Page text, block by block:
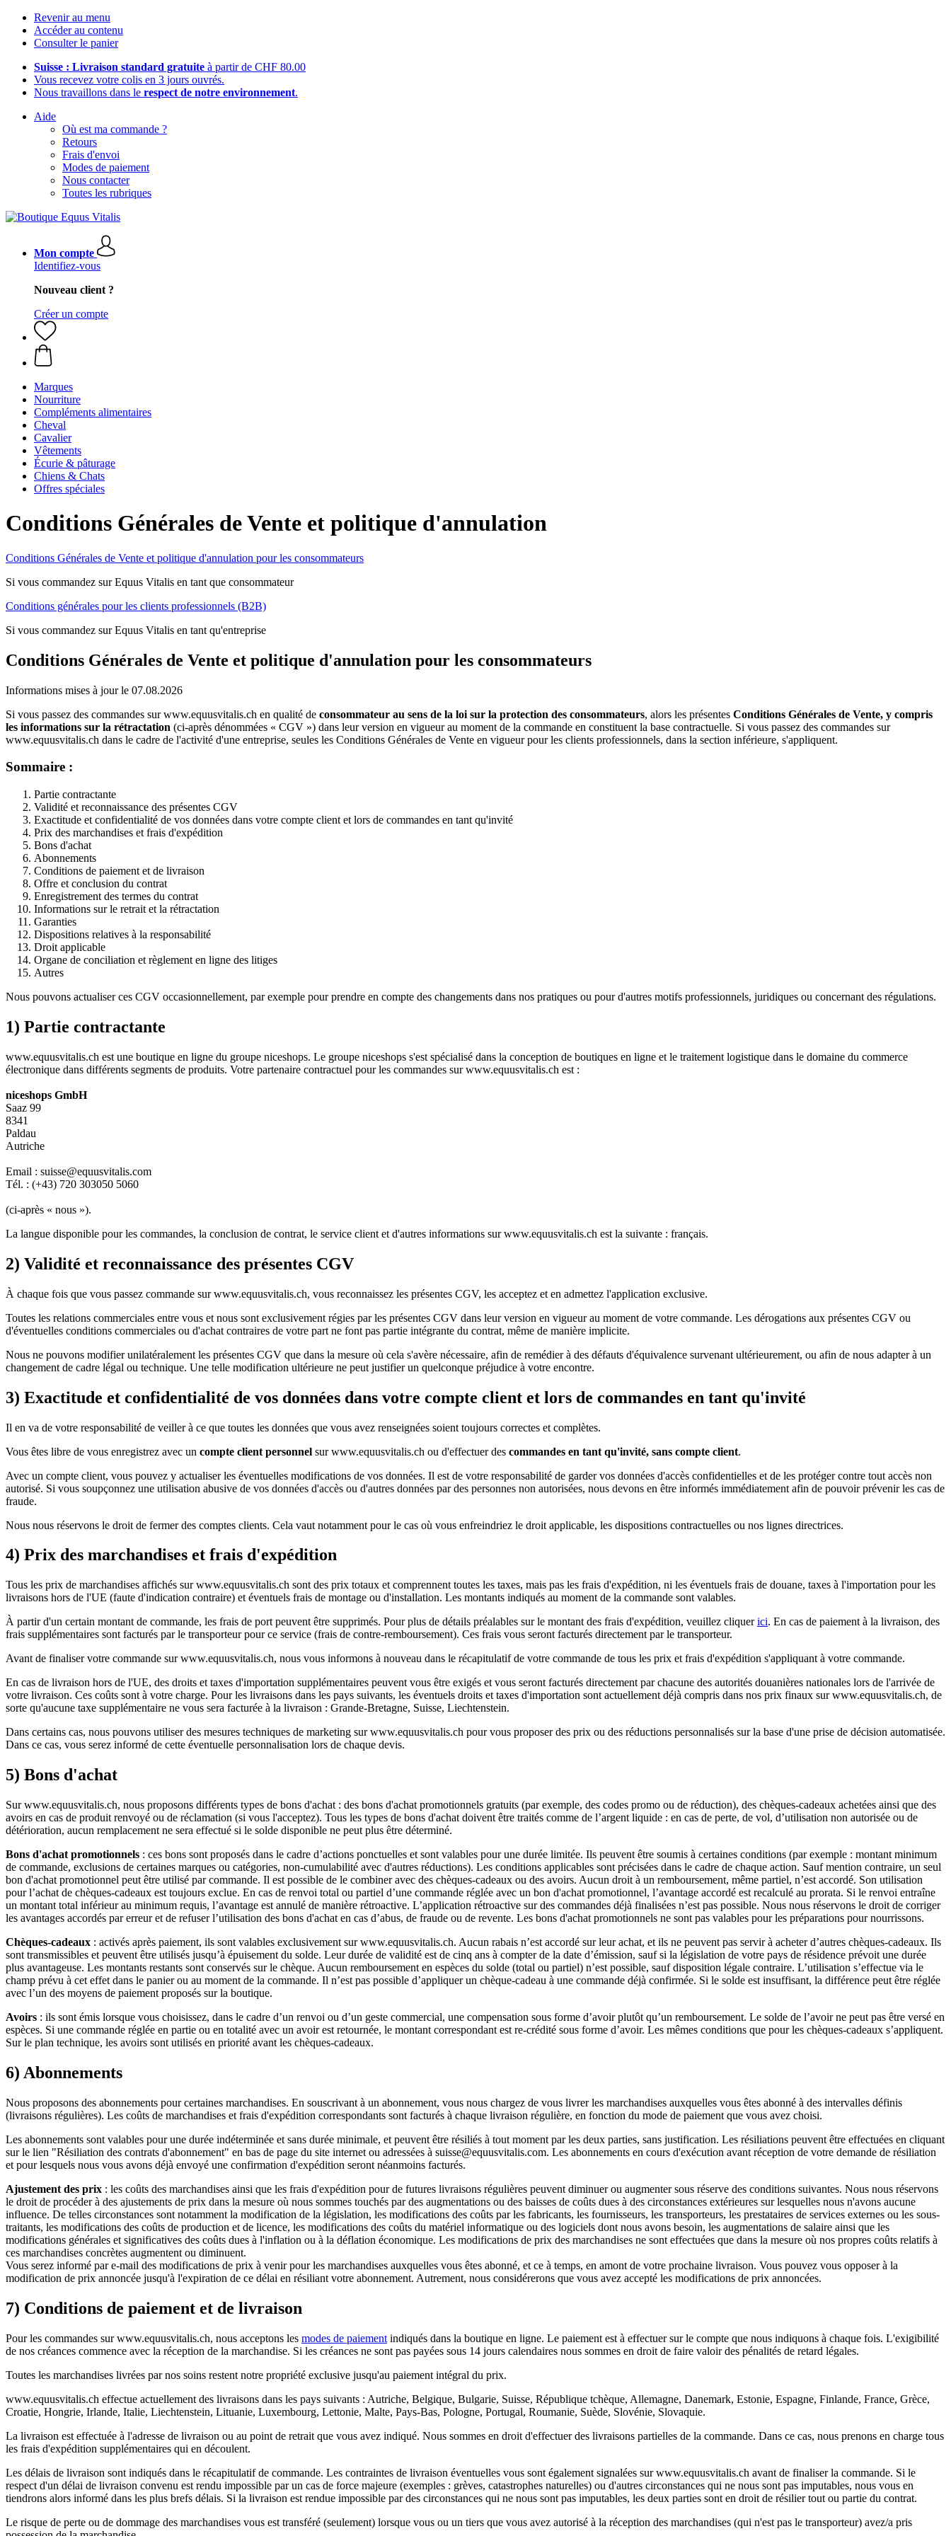
Revenir au menu
Accéder au contenu
Consulter le panier
Suisse : Livraison standard gratuite à partir de CHF 80.00
Vous recevez votre colis en 3 jours ouvrés.
Nous travaillons dans le respect de notre environnement.
Aide
Où est ma commande ?
Retours
Frais d'envoi
Modes de paiement
Nous contacter
Toutes les rubriques
Mon compte
Identifiez-vous
Nouveau client ?
Créer un compte
Marques
Nourriture
Compléments alimentaires
Cheval
Cavalier
Vêtements
Écurie & pâturage
Chiens & Chats
Offres spéciales
Conditions Générales de Vente et politique d'annulation
Conditions Générales de Vente et politique d'annulation pour les consommateurs
Si vous commandez sur Equus Vitalis en tant que consommateur
Conditions générales pour les clients professionnels (B2B)
Si vous commandez sur Equus Vitalis en tant qu'entreprise
Conditions Générales de Vente et politique d'annulation pour les consommateurs
Informations mises à jour le 07.08.2026
Si vous passez des commandes sur www.equusvitalis.ch en qualité de consommateur au sens de la loi sur la protection des consommateurs, alors les présentes Conditions Générales de Vente, y compris
les informations sur la rétractation (ci-après dénommées « CGV ») dans leur version en vigueur au moment de la commande en constituent la base contractuelle. Si vous passez des commandes sur
www.equusvitalis.ch dans le cadre de l'activité d'une entreprise, seules les Conditions Générales de Vente en vigueur pour les clients professionnels, dans la section inférieure, s'appliquent.
Sommaire :
Partie contractante
Validité et reconnaissance des présentes CGV
Exactitude et confidentialité de vos données dans votre compte client et lors de commandes en tant qu'invité
Prix des marchandises et frais d'expédition
Bons d'achat
Abonnements
Conditions de paiement et de livraison
Offre et conclusion du contrat
Enregistrement des termes du contrat
Informations sur le retrait et la rétractation
Garanties
Dispositions relatives à la responsabilité
Droit applicable
Organe de conciliation et règlement en ligne des litiges
Autres
Nous pouvons actualiser ces CGV occasionnellement, par exemple pour prendre en compte des changements dans nos pratiques ou pour d'autres motifs professionnels, juridiques ou concernant des régulations.
1) Partie contractante
www.equusvitalis.ch est une boutique en ligne du groupe niceshops. Le groupe niceshops s'est spécialisé dans la conception de boutiques en ligne et le traitement logistique dans le domaine du commerce
électronique dans différents segments de produits. Votre partenaire contractuel pour les commandes sur www.equusvitalis.ch est :
niceshops GmbH
Saaz 99
8341
Paldau
Autriche
Email : suisse@equusvitalis.com
Tél. : (+43) 720 303050 5060
(ci-après « nous »).
La langue disponible pour les commandes, la conclusion de contrat, le service client et d'autres informations sur www.equusvitalis.ch est la suivante : français.
2) Validité et reconnaissance des présentes CGV
À chaque fois que vous passez commande sur www.equusvitalis.ch, vous reconnaissez les présentes CGV, les acceptez et en admettez l'application exclusive.
Toutes les relations commerciales entre vous et nous sont exclusivement régies par les présentes CGV dans leur version en vigueur au moment de votre commande. Les dérogations aux présentes CGV ou
d'éventuelles conditions commerciales ou d'achat contraires de votre part ne font pas partie intégrante du contrat, même de manière implicite.
Nous ne pouvons modifier unilatéralement les présentes CGV que dans la mesure où cela s'avère nécessaire, afin de remédier à des défauts d'équivalence survenant ultérieurement, ou afin de nous adapter à un
changement de cadre légal ou technique. Une telle modification ultérieure ne peut justifier un quelconque préjudice à votre encontre.
3) Exactitude et confidentialité de vos données dans votre compte client et lors de commandes en tant qu'invité
Il en va de votre responsabilité de veiller à ce que toutes les données que vous avez renseignées soient toujours correctes et complètes.
Vous êtes libre de vous enregistrez avec un compte client personnel sur www.equusvitalis.ch ou d'effectuer des commandes en tant qu'invité, sans compte client.
Avec un compte client, vous pouvez y actualiser les éventuelles modifications de vos données. Il est de votre responsabilité de garder vos données d'accès confidentielles et de les protéger contre tout accès non
autorisé. Si vous soupçonnez une utilisation abusive de vos données d'accès ou d'autres données par des personnes non autorisées, nous devons en être informés immédiatement afin de pouvoir prévenir les cas de
fraude.
Nous nous réservons le droit de fermer des comptes clients. Cela vaut notamment pour le cas où vous enfreindriez le droit applicable, les dispositions contractuelles ou nos lignes directrices.
4) Prix des marchandises et frais d'expédition
Tous les prix de marchandises affichés sur www.equusvitalis.ch sont des prix totaux et comprennent toutes les taxes, mais pas les frais d'expédition, ni les éventuels frais de douane, taxes à l'importation pour les
livraisons hors de l'UE (faute d'indication contraire) et éventuels frais de montage ou d'installation. Les montants indiqués au moment de la commande sont valables.
À partir d'un certain montant de commande, les frais de port peuvent être supprimés. Pour plus de détails préalables sur le montant des frais d'expédition, veuillez cliquerici. En cas de paiement à la livraison, des
frais supplémentaires sont facturés par le transporteur pour ce service (frais de contre-remboursement). Ces frais vous seront facturés directement par le transporteur.
Avant de finaliser votre commande sur www.equusvitalis.ch, nous vous informons à nouveau dans le récapitulatif de votre commande de tous les prix et frais d'expédition s'appliquant à votre commande.
En cas de livraison hors de l'UE, des droits et taxes d'importation supplémentaires peuvent vous être exigés et vous seront facturés directement par chacune des autorités douanières nationales lors de l'arrivée de
votre livraison. Ces coûts sont à votre charge. Pour les livraisons dans les pays suivants, les éventuels droits et taxes d'importation sont actuellement déjà compris dans nos prix finaux sur www.equusvitalis.ch, de
sorte qu'aucune taxe supplémentaire ne vous sera facturée à la livraison : Grande-Bretagne, Suisse, Liechtenstein.
Dans certains cas, nous pouvons utiliser des mesures techniques de marketing sur www.equusvitalis.ch pour vous proposer des prix ou des réductions personnalisés sur la base d'une prise de décision automatisée.
Dans ce cas, vous serez informé de cette éventuelle personnalisation lors de chaque devis.
5) Bons d'achat
Sur www.equusvitalis.ch, nous proposons différents types de bons d'achat : des bons d'achat promotionnels gratuits (par exemple, des codes promo ou de réduction), des chèques-cadeaux achetées ainsi que des
avoirs en cas de produit renvoyé ou de réclamation (si vous l'acceptez). Tous les types de bons d'achat doivent être traités comme de l’argent liquide : en cas de perte, de vol, d’utilisation non autorisée ou de
détérioration, aucun remplacement ne sera effectué si le solde disponible ne peut plus être déterminé.
Bons d'achat promotionnels : ces bons sont proposés dans le cadre d’actions ponctuelles et sont valables pour une durée limitée. Ils peuvent être soumis à certaines conditions (par exemple : montant minimum
de commande, exclusions de certaines marques ou catégories, non-cumulabilité avec d'autres réductions). Les conditions applicables sont précisées dans le cadre de chaque action. Sauf mention contraire, un seul
bon d'achat promotionnel peut être utilisé par commande. Il est possible de le combiner avec des chèques-cadeaux ou des avoirs. Aucun droit à un remboursement, même partiel, n’est accordé. Son utilisation
pour l’achat de chèques-cadeaux est toujours exclue. En cas de renvoi total ou partiel d’une commande réglée avec un bon d'achat promotionnel, l’avantage accordé est recalculé au prorata. Si le renvoi entraîne
un montant total inférieur au minimum requis, l’avantage est annulé de manière rétroactive. L’application rétroactive sur des commandes déjà finalisées n’est pas possible. Nous nous réservons le droit de corriger
les avantages accordés par erreur et de refuser l’utilisation des bons d'achat en cas d’abus, de fraude ou de revente. Les bons d'achat promotionnels ne sont pas valables pour les préparations pour nourrissons.
Chèques-cadeaux : activés après paiement, ils sont valables exclusivement sur www.equusvitalis.ch. Aucun rabais n’est accordé sur leur achat, et ils ne peuvent pas servir à acheter d’autres chèques-cadeaux. Ils
sont transmissibles et peuvent être utilisés jusqu’à épuisement du solde. Leur durée de validité est de cinq ans à compter de la date d’émission, sauf si la législation de votre pays de résidence prévoit une durée
plus avantageuse. Les montants restants sont conservés sur le chèque. Aucun remboursement en espèces du solde (total ou partiel) n’est possible, sauf disposition légale contraire. L’utilisation s’effectue via le
champ prévu à cet effet dans le panier ou au moment de la commande. Il n’est pas possible d’appliquer un chèque-cadeau à une commande déjà confirmée. Si le solde est insuffisant, la différence peut être réglée
avec l’un des moyens de paiement proposés sur la boutique.
Avoirs : ils sont émis lorsque vous choisissez, dans le cadre d’un renvoi ou d’un geste commercial, une compensation sous forme d’avoir plutôt qu’un remboursement. Le solde de l’avoir ne peut pas être versé en
espèces. Si une commande réglée en partie ou en totalité avec un avoir est retournée, le montant correspondant est re-crédité sous forme d’avoir. Les mêmes conditions que pour les chèques-cadeaux s’appliquent.
Sur le plan technique, les avoirs sont utilisés en priorité avant les chèques-cadeaux.
6) Abonnements
Nous proposons des abonnements pour certaines marchandises. En souscrivant à un abonnement, vous nous chargez de vous livrer les marchandises auxquelles vous êtes abonné à des intervalles définis
(livraisons régulières). Les coûts de marchandises et frais d'expédition correspondants sont facturés à chaque livraison régulière, en fonction du mode de paiement que vous avez choisi.
Les abonnements sont valables pour une durée indéterminée et sans durée minimale, et peuvent être résiliés à tout moment par les deux parties, sans justification. Les résiliations peuvent être effectuées en cliquant
sur le lien "Résiliation des contrats d'abonnement" en bas de page du site internet ou adressées à suisse@equusvitalis.com. Les abonnements en cours d'exécution avant réception de votre demande de résiliation
et pour lesquels nous vous avons déjà envoyé une confirmation d'expédition seront néanmoins facturés.
Ajustement des prix : les coûts des marchandises ainsi que les frais d'expédition pour de futures livraisons régulières peuvent diminuer ou augmenter sous réserve des conditions suivantes. Nous nous réservons
le droit de procéder à des ajustements de prix dans la mesure où nous sommes touchés par des augmentations ou des baisses de coûts dues à des circonstances extérieures sur lesquelles nous n'avons aucune
influence. De telles circonstances sont notamment la modification de la législation, les modifications des coûts par les fabricants, les fournisseurs, les transporteurs, les prestataires de services externes ou les sous-
traitants, les modifications des coûts de production et de licence, les modifications des coûts du matériel informatique ou des logiciels dont nous avons besoin, les augmentations de salaire ainsi que les
modifications générales et significatives des coûts dues à l'inflation ou à la déflation économique. Les modifications de prix des marchandises ne sont effectuées que dans la mesure où nos propres coûts relatifs à
ces marchandises concrètes augmentent ou diminuent.
Vous serez informé par e-mail des modifications de prix à venir pour les marchandises auxquelles vous êtes abonné, et ce à temps, en amont de votre prochaine livraison. Vous pouvez vous opposer à la
modification de prix annoncée jusqu'à l'expiration de ce délai en résiliant votre abonnement. Autrement, nous considérerons que vous avez accepté les modifications de prix annoncées.
7) Conditions de paiement et de livraison
Pour les commandes sur www.equusvitalis.ch, nous acceptons les modes de paiement indiqués dans la boutique en ligne. Le paiement est à effectuer sur le compte que nous indiquons à chaque fois. L'exigibilité
de nos créances commence avec la réception de la marchandise. Si les créances ne sont pas payées sous 14 jours calendaires nous sommes en droit de faire valoir des pénalités de retard légales.
Toutes les marchandises livrées par nos soins restent notre propriété exclusive jusqu'au paiement intégral du prix.
www.equusvitalis.ch effectue actuellement des livraisons dans les pays suivants : Autriche, Belgique, Bulgarie, Suisse, République tchèque, Allemagne, Danemark, Estonie, Espagne, Finlande, France, Grèce,
Croatie, Hongrie, Irlande, Italie, Liechtenstein, Lituanie, Luxembourg, Lettonie, Malte, Pays-Bas, Pologne, Portugal, Roumanie, Suède, Slovénie, Slovaquie.
La livraison est effectuée à l'adresse de livraison ou au point de retrait que vous avez indiqué. Nous sommes en droit d'effectuer des livraisons partielles de la commande. Dans ce cas, nous prenons en charge tous
les frais d'expédition supplémentaires qui en découlent.
Les délais de livraison sont indiqués dans le récapitulatif de commande. Les contraintes de livraison éventuelles vous sont également signalées sur www.equusvitalis.ch avant de finaliser la commande. Si le
respect d'un délai de livraison convenu est rendu impossible par un cas de force majeure (exemples : grèves, catastrophes naturelles) ou d'autres circonstances qui ne nous sont pas imputables, nous vous en
tiendrons alors informé dans les plus brefs délais. Si la livraison est rendue impossible par des circonstances qui ne nous sont pas imputables, les deux parties sont en droit de résilier tout ou partie du contrat.
Le risque de perte ou de dommage des marchandises vous est transféré (seulement) lorsque vous ou un tiers que vous avez autorisé à la réception des marchandises (qui n'est pas le transporteur) avez/a pris